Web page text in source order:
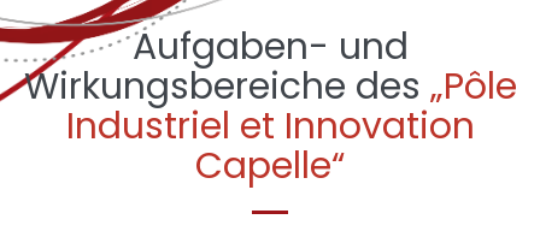
Aufgaben- und
Wirkungsbereiche des „Pôle
Industriel et Innovation
Capelle“